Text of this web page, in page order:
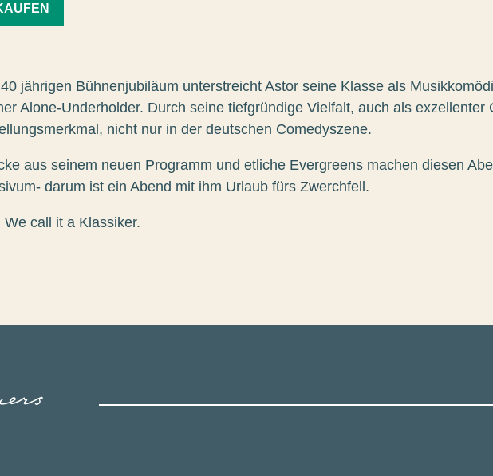
jährigen Bühnenjubiläum unterstreicht Astor seine Klasse als
Alone-Underholder. Durch seine tiefgründige Vielfalt, auch als
nicht nur in der deutschen Comedyszene.
aus seinem neuen Programm und etliche Evergreens machen diesen
darum ist ein Abend mit ihm Urlaub fürs Zwerchfell.
We call it a Klassiker.